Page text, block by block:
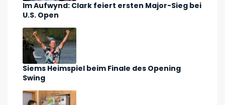
Im Aufwynd: Clark feiert ersten Major-Sieg bei
U.S. Open
Siems Heimspiel beim Finale des Opening
Swing